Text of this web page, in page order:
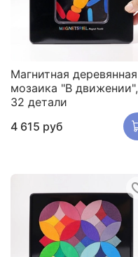
Магнитная деревянная
мозаика "В движении",
32 детали
4 615 руб